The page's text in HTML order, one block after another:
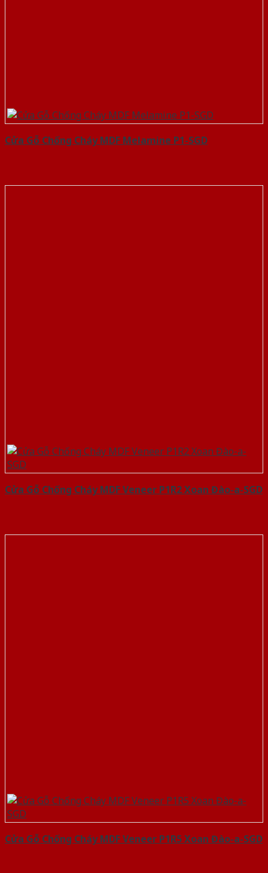
Cửa Gỗ Chống Cháy MDF Melamine P1-SGD
Cửa Gỗ Chống Cháy MDF Veneer P1R2 Xoan Đào-a-SGD
Cửa Gỗ Chống Cháy MDF Veneer P1R5 Xoan Đào-a-SGD